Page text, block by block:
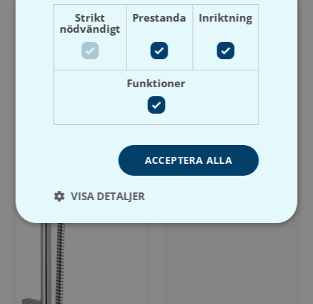
flottörventil friatec F200
Strikt
nödvändigt
Prestanda Inriktning
Funktioner
ACCEPTERA ALLA
VISA DETALJER